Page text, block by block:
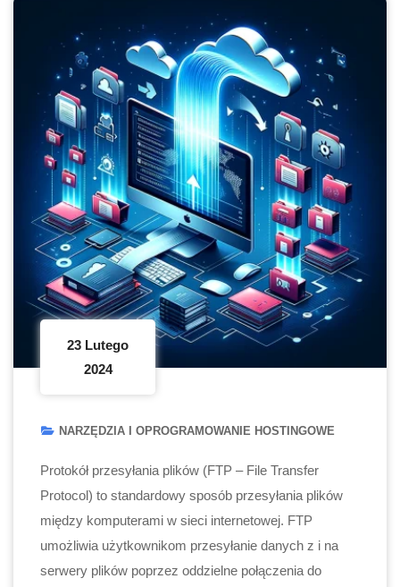
23 Lutego
2024
NARZĘDZIA I OPROGRAMOWANIE HOSTINGOWE
Protokół przesyłania plików (FTP – File Transfer
Protocol) to standardowy sposób przesyłania plików
między komputerami w sieci internetowej. FTP
umożliwia użytkownikom przesyłanie danych z i na
serwery plików poprzez oddzielne połączenia do